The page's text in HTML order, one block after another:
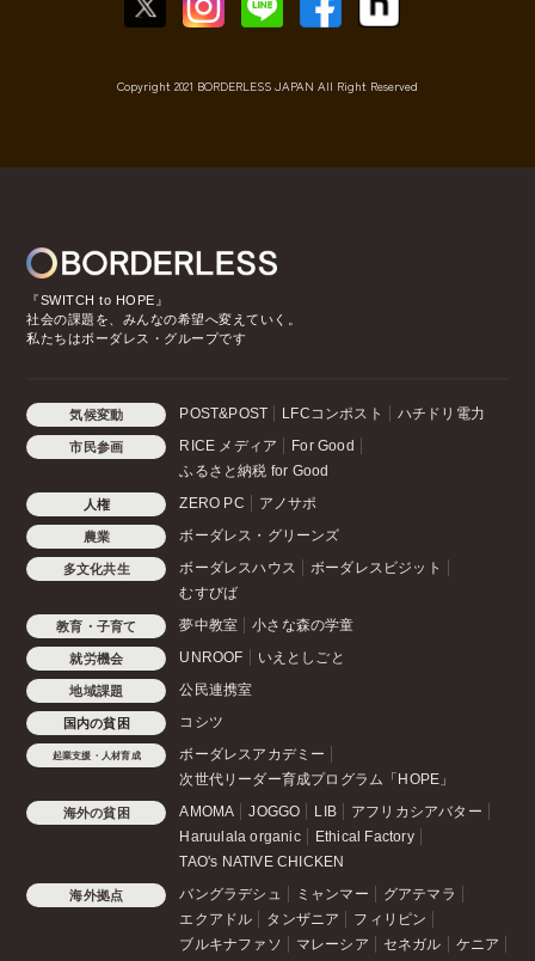
Copyright 2021 BORDERLESS JAPAN All Right Reserved
『SWITCH to HOPE』
社会の課題を、みんなの希望へ変えていく。
私たちはボーダレス・グループです
気候変動 POST&POST LFCコンポスト ハチドリ電力
市民参画 RICE メディア
For Good
ふるさと納税 for Good
人権 ZERO PC アノサポ
農業 ボーダレス・グリーンズ
多文化共生 ボーダレスハウス
ボーダレスビジット
むすびば
教育・子育て 夢中教室 小さな森の学童
就労機会 UNROOF いえとしごと
地域課題 公民連携室
国内の貧困 コシツ
起業支援・人材育成
ボーダレスアカデミー
次世代リーダー育成プログラム「HOPE」
海外の貧困 AMOMA JOGGO LIB
アフリカシアバター
Haruulala organic
Ethical Factory
TAO's NATIVE CHICKEN
海外拠点 バングラデシュ ミャンマー
グアテマラ
エクアドル
タンザニア
フィリピン
ブルキナファソ
マレーシア セネガル ケニア